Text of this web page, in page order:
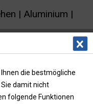
| Aluminium |
die bestmögliche
damit nicht
folgende Funktionen